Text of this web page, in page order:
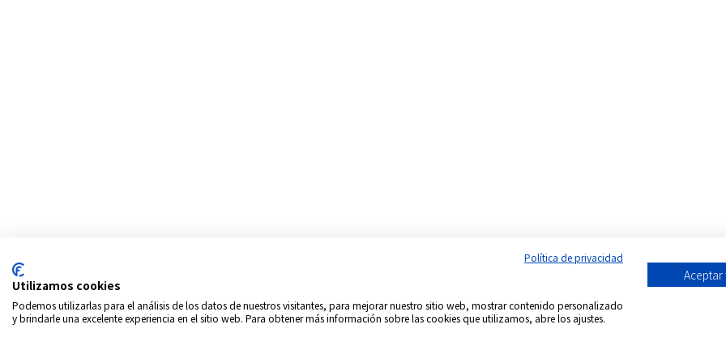
Política de privacidad
Utilizamos cookies
Podemos utilizarlas para el análisis de los datos de nuestros visitantes, para mejorar nuestro sitio web, mostrar contenido personalizado
y brindarle una excelente experiencia en el sitio web. Para obtener más información sobre las cookies que utilizamos, abre los ajustes.